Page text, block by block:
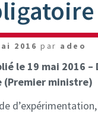
2016 par adeo
le 19 mai 2016
ministre)